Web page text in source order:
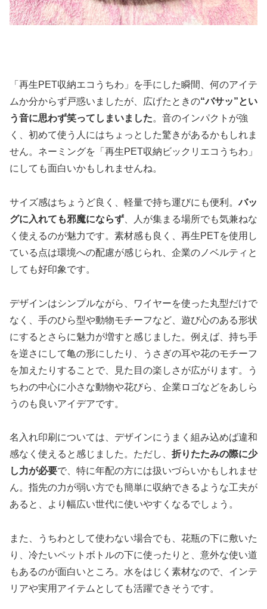
「再生PET収納エコうちわ」を手にした瞬間、何のアイテ
ムか分からず戸惑いましたが、広げたときの“バサッ”とい
う音に思わず笑ってしまいました。音のインパクトが強
く、初めて使う人にはちょっとした驚きがあるかもしれま
せん。ネーミングを「再生PET収納ビックリエコうちわ」
にしても面白いかもしれませんね。
サイズ感はちょうど良く、軽量で持ち運びにも便利。バッ
グに入れても邪魔にならず 、人が集まる場所でも気兼ねな
く使えるのが魅力です。素材感も良く、再生PETを使用し
ている点は環境への配慮が感じられ、企業のノベルティと
しても好印象です。
デザインはシンプルながら、ワイヤーを使った丸型だけで
なく、手のひら型や動物モチーフなど、遊び心のある形状
にするとさらに魅力が増すと感じました。例えば、持ち手
を逆さにして亀の形にしたり、うさぎの耳や花のモチーフ
を加えたりすることで、見た目の楽しさが広がります。う
ちわの中心に小さな動物や花びら、企業ロゴなどをあしら
うのも良いアイデアです。
名入れ印刷については、デザインにうまく組み込めば違和
感なく使えると感じました。ただし、 折りたたみの際に少
し力が必要で、特に年配の方には扱いづらいかもしれませ
ん。指先の力が弱い方でも簡単に収納できるような工夫が
あると、より幅広い世代に使いやすくなるでしょう。
また、うちわとして使わない場合でも、花瓶の下に敷いた
り、冷たいペットボトルの下に使ったりと、意外な使い道
もあるのが面白いところ。水をはじく素材なので、インテ
リアや実用アイテムとしても活躍できそうです。